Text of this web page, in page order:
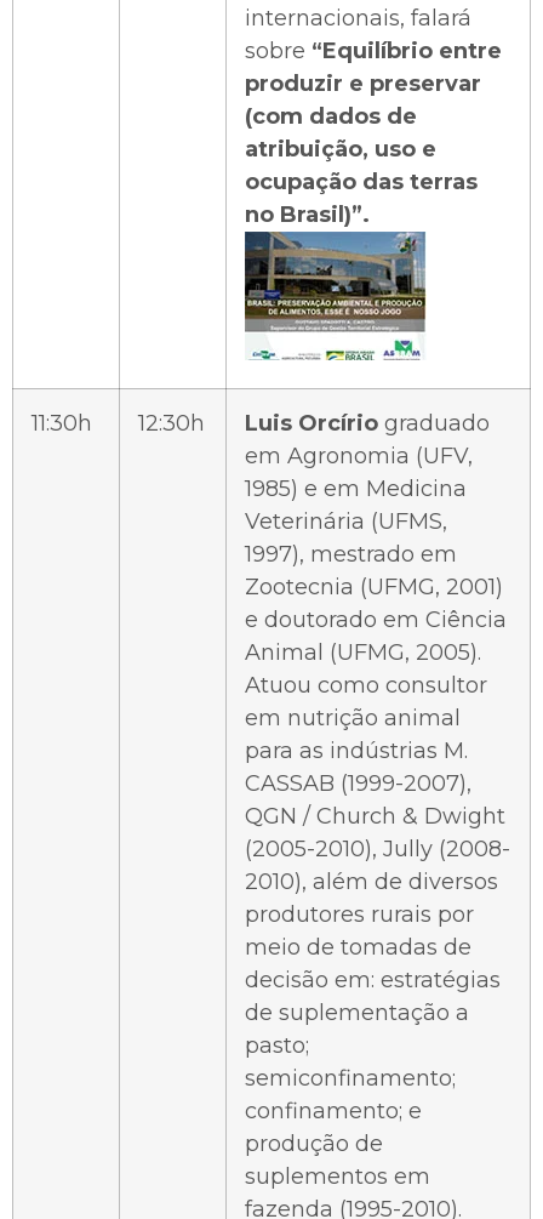
internacionais, falará
sobre “Equilíbrio entre
produzir e preservar
(com dados de
atribuição, uso e
ocupação das terras
no Brasil)”.
11:30h 12:30h Luis Orcírio graduado
em Agronomia (UFV,
1985) e em Medicina
Veterinária (UFMS,
1997), mestrado em
Zootecnia (UFMG, 2001)
e doutorado em Ciência
Animal (UFMG, 2005).
Atuou como consultor
em nutrição animal
para as indústrias M.
CASSAB (1999-2007),
QGN / Church & Dwight
(2005-2010), Jully (2008-
2010), além de diversos
produtores rurais por
meio de tomadas de
decisão em: estratégias
de suplementação a
pasto;
semiconfinamento;
confinamento; e
produção de
suplementos em
fazenda (1995-2010).